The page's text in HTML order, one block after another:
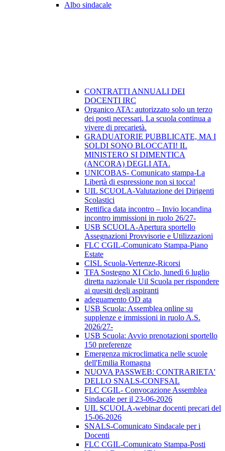
Albo sindacale
CONTRATTI ANNUALI DEI
DOCENTI IRC
Organico ATA: autorizzato solo un terzo
dei posti necessari. La scuola continua a
vivere di precarietà.
GRADUATORIE PUBBLICATE, MA I
SOLDI SONO BLOCCATI! IL
MINISTERO SI DIMENTICA
(ANCORA) DEGLI ATA.
UNICOBAS- Comunicato stampa-La
Libertà di espressione non si tocca!
UIL SCUOLA-Valutazione dei Dirigenti
Scolastici
Rettifica data incontro – Invio locandina
incontro immissioni in ruolo 26/27-
USB SCUOLA-Apertura sportello
Assegnazioni Provvisorie e Utilizzazioni
FLC CGIL-Comunicato Stampa-Piano
Estate
CISL Scuola-Vertenze-Ricorsi
TFA Sostegno XI Ciclo, lunedì 6 luglio
diretta nazionale Uil Scuola per rispondere
ai quesiti degli aspiranti
adeguamento OD ata
USB Scuola: Assemblea online su
supplenze e immissioni in ruolo A.S.
2026/27-
USB Scuola: Avvio prenotazioni sportello
150 preferenze
Emergenza microclimatica nelle scuole
dell'Emilia Romagna
NUOVA PASSWEB: CONTRARIETA'
DELLO SNALS-CONFSAL
FLC CGIL- Convocazione Assemblea
Sindacale per il 23-06-2026
UIL SCUOLA-webinar docenti precari del
15-06-2026
SNALS-Comunicato Sindacale per i
Docenti
FLC CGIL-Comunicato Stampa-Posti